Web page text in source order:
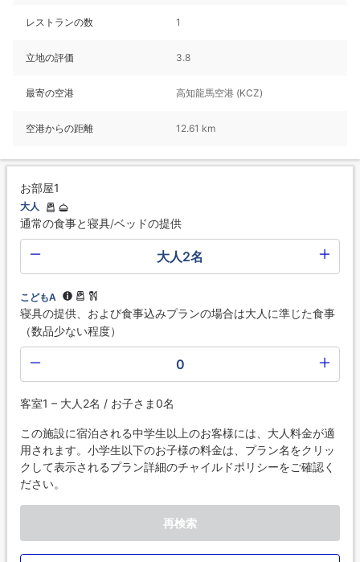
レストランの数 1
立地の評価 3.8
最寄の空港 高知龍馬空港 (KCZ)
空港からの距離 12.61 km
お部屋1
大人
通常の食事と寝具/ベッドの提供
大人2名
こどもA
寝具の提供、および食事込みプランの場合は大人に準じた食事
（数品少ない程度）
0
客室1 – 大人2名 / お子さま0名
この施設に宿泊される中学生以上のお客様には、大人料金が適
用されます。小学生以下のお子様の料金は、プラン名をクリッ
クして表示されるプラン詳細のチャイルドポリシーをご確認く
ださい。
再検索